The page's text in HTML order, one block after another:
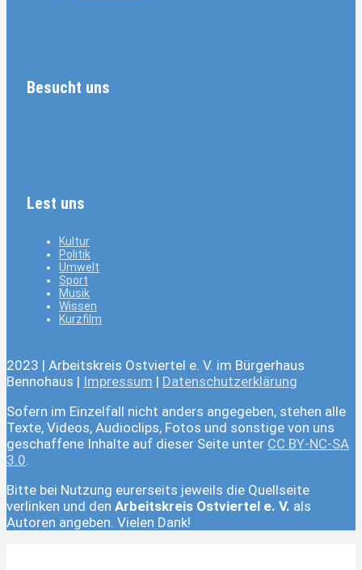
Besucht uns
Lest uns
Kultur
Politik
Umwelt
Sport
Musik
Wissen
Kurzfilm
2023 | Arbeitskreis Ostviertel e. V. im Bürgerhaus
Bennohaus | Impressum | Datenschutzerklärung
Sofern im Einzelfall nicht anders angegeben, stehen alle
Texte, Videos, Audioclips, Fotos und sonstige von uns
geschaffene Inhalte auf dieser Seite unter CC BY-NC-SA
3.0.
Bitte bei Nutzung eurerseits jeweils die Quellseite
verlinken und den Arbeitskreis Ostviertel e. V. als
Autoren angeben. Vielen Dank!